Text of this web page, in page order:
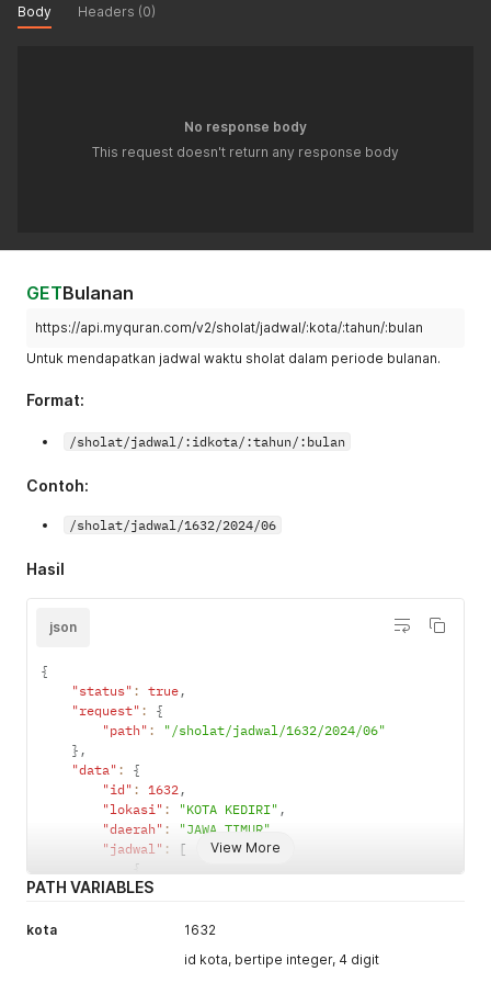
Body Headers (0)
No response body
This request doesn't return any response body
GETBulanan
https://api.myquran.com/v2/sholat/jadwal/:kota/:tahun/:bulan
Untuk mendapatkan jadwal waktu sholat dalam periode bulanan.
Format:
/sholat/jadwal/:idkota/:tahun/:bulan
Contoh:
/sholat/jadwal/1632/2024/06
Hasil
View More
json
{
"status" : true,
"request" :
{
"path" :
"/sholat/jadwal/1632/2024/06"
} ,
"data" :
{
"id" : 1632,
"lokasi" : "KOTA KEDIRI" ,
"daerah" : "JAWA TIMUR"
"jadwal" :
[
{
"subuh"
"dhuha": "06:05" ,
PATH VARIABLES
kota
1632
id kota, bertipe integer, 4 digit